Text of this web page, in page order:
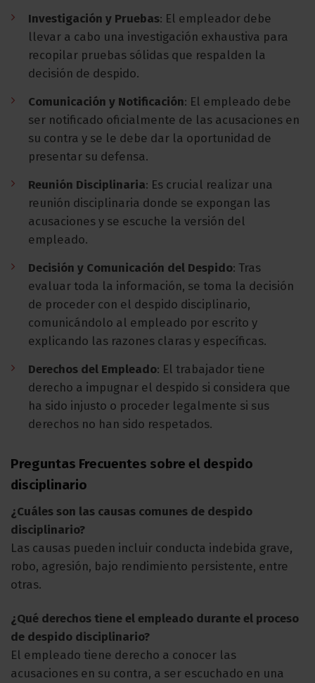
Investigación y Pruebas: El empleador debe
llevar a cabo una investigación exhaustiva para
recopilar pruebas sólidas que respalden la
decisión de despido.
Comunicación y Notificación: El empleado debe
ser notificado oficialmente de las acusaciones en
su contra y se le debe dar la oportunidad de
presentar su defensa.
Reunión Disciplinaria: Es crucial realizar una
reunión disciplinaria donde se expongan las
acusaciones y se escuche la versión del
empleado.
Decisión y Comunicación del Despido: Tras
evaluar toda la información, se toma la decisión
de proceder con el despido disciplinario,
comunicándolo al empleado por escrito y
explicando las razones claras y específicas.
Derechos del Empleado: El trabajador tiene
derecho a impugnar el despido si considera que
ha sido injusto o proceder legalmente si sus
derechos no han sido respetados.
Preguntas Frecuentes sobre el despido
disciplinario
¿Cuáles son las causas comunes de despido
disciplinario?
Las causas pueden incluir conducta indebida grave,
robo, agresión, bajo rendimiento persistente, entre
otras.
¿Qué derechos tiene el empleado durante el proceso
de despido disciplinario?
El empleado tiene derecho a conocer las
acusaciones en su contra, a ser escuchado en una